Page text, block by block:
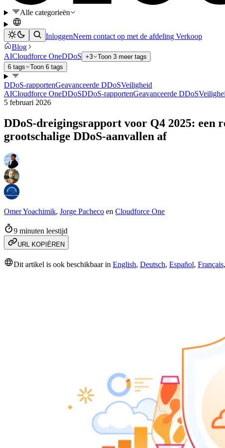
Alle categorieën
InloggenNeem contact op met de afdeling Verkoop
Blog
AICloudforce OneDDoS +3
Toon 3 meer tags
6 tags
Toon 6 tags
DDoS-rapportenGeavanceerde DDoSVeiligheid
AICloudforce OneDDoSDDoS-rapportenGeavanceerde DDoS
5 februari 2026
DDoS-dreigingsrapport voor Q4 2025: een
grootschalige DDoS-aanvallen af
Omer Yoachimik, Jorge Pacheco en Cloudforce One
9 minuten leestijd
URL KOPIËREN
Dit artikel is ook beschikbaar in English, Deutsch, Español, Français,